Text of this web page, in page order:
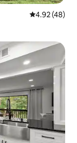
レビュー48
4.92 (48)